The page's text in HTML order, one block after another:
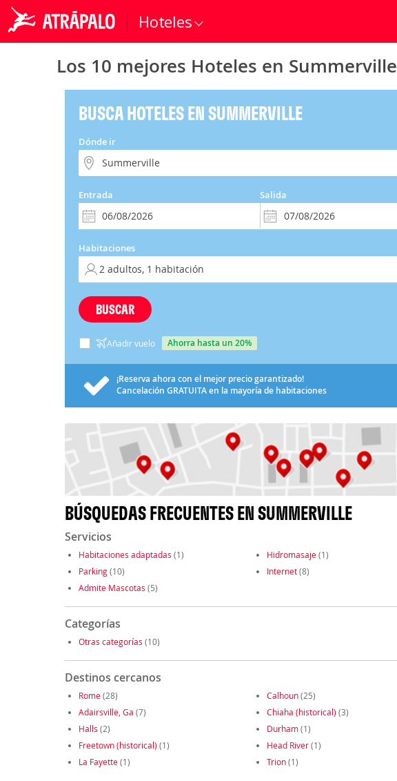
Hoteles
Los 10 mejores Hoteles en Summerville
BUSCA HOTELES EN SUMMERVILLE
Dónde ir
Entrada Salida
Habitaciones
BUSCAR
Añadir vuelo ahorra hasta un 20%
¡Reserva ahora con el mejor precio garantizado!
Cancelación GRATUITAen la mayoría de habitaciones
BÚSQUEDAS FRECUENTES EN SUMMERVILLE
Servicios
Habitaciones adaptadas (1) Hidromasaje(1)
Parking(10) Internet(8)
Admite Mascotas (5)
Categorías
Otras categorías (10)
Destinos cercanos
Rome(28) Calhoun(25)
Adairsville, Ga (7) Chiaha (historical) (3)
Halls (2) Durham(1)
Freetown (historical) (1) Head River(1)
La Fayette(1) Trion(1)